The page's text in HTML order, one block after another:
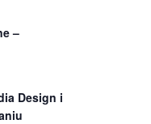
–
Design i